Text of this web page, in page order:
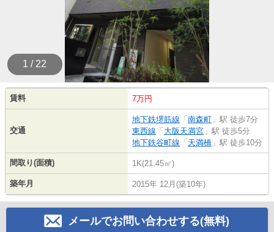
1 / 22
賃料 7万円
交通
地下鉄堺筋線 「 南森町 」駅 徒歩7分
東西線 「 大阪天満宮 」駅 徒歩5分
地下鉄谷町線 「 天満橋 」駅 徒歩10分
間取り(面積) 1K(21.45㎡)
築年月 2015年 12月(築10年)
メールでお問い合わせする(無料)